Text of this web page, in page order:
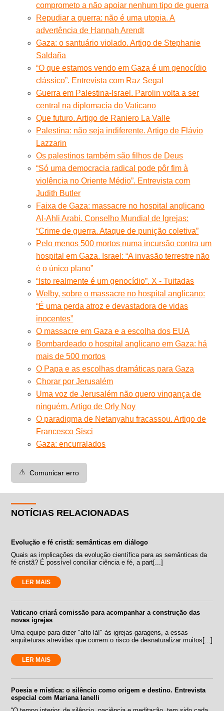
comprometo a não apoiar nenhum tipo de guerra
Repudiar a guerra: não é uma utopia. A
advertência de Hannah Arendt
Gaza: o santuário violado. Artigo de Stephanie
Saldaña
“O que estamos vendo em Gaza é um genocídio
clássico”. Entrevista com Raz Segal
Guerra em Palestina-Israel. Parolin volta a ser
central na diplomacia do Vaticano
Que futuro. Artigo de Raniero La Valle
Palestina: não seja indiferente. Artigo de Flávio
Lazzarin
Os palestinos também são filhos de Deus
“Só uma democracia radical pode pôr fim à
violência no Oriente Médio”. Entrevista com
Judith Butler
Faixa de Gaza: massacre no hospital anglicano
Al-Ahli Arabi. Conselho Mundial de Igrejas:
“Crime de guerra. Ataque de punição coletiva”
Pelo menos 500 mortos numa incursão contra um
hospital em Gaza. Israel: “A invasão terrestre não
é o único plano”
“Isto realmente é um genocídio”. X - Tuitadas
Welby, sobre o massacre no hospital anglicano:
“É uma perda atroz e devastadora de vidas
inocentes”
O massacre em Gaza e a escolha dos EUA
Bombardeado o hospital anglicano em Gaza: há
mais de 500 mortos
O Papa e as escolhas dramáticas para Gaza
Chorar por Jerusalém
Uma voz de Jerusalém não quero vingança de
ninguém. Artigo de Orly Noy
O paradigma de Netanyahu fracassou. Artigo de
Francesco Sisci
Gaza: encurralados
⚠️ Comunicar erro
NOTÍCIAS RELACIONADAS
Evolução e fé cristã: semânticas em diálogo
Quais as implicações da evolução científica para as semânticas da
fé cristã? É possível conciliar ciência e fé, a part[...]
LER MAIS
Vaticano criará comissão para acompanhar a construção das
novas igrejas
Uma equipe para dizer "alto lá!" às igrejas-garagens, a essas
arquiteturas atrevidas que correm o risco de desnaturalizar muitos[...]
LER MAIS
Poesia e mística: o silêncio como origem e destino. Entrevista
especial com Mariana Ianelli